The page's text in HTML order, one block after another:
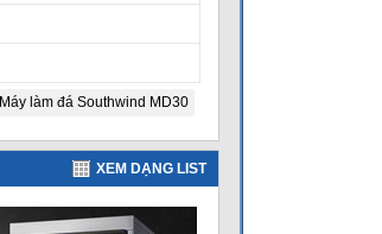
Máy làm đá Southwind MD30
XEM DẠNG LIST